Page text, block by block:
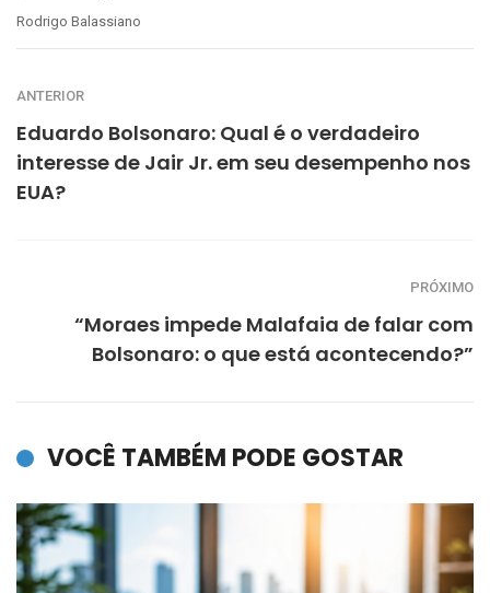
Rodrigo Balassiano
ANTERIOR
Eduardo Bolsonaro: Qual é o verdadeiro
interesse de Jair Jr. em seu desempenho nos
EUA?
PRÓXIMO
“Moraes impede Malafaia de falar com
Bolsonaro: o que está acontecendo?”
VOCÊ TAMBÉM PODE GOSTAR